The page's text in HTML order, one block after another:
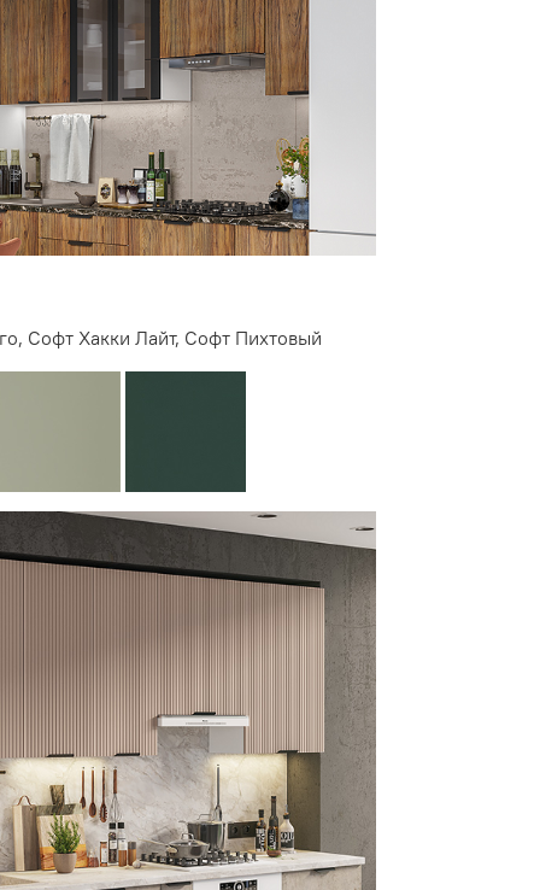
Софт Хакки Лайт, Софт Пихтовый